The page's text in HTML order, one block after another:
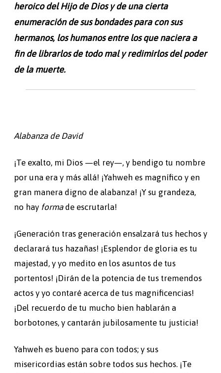
heroico del Hijo de Dios y de una cierta
enumeración de sus bondades para con sus
hermanos, los humanos entre los que naciera a
fin de librarlos de todo mal y redimirlos del poder
de la muerte.
Alabanza de David
¡Te exalto, mi Dios —el rey—, y bendigo tu nombre
por una era y más allá! ¡Yahweh es magnífico y en
gran manera digno de alabanza! ¡Y su grandeza,
no hay forma de escrutarla!
¡Generación tras generación ensalzará tus hechos y
declarará tus hazañas! ¡Esplendor de gloria es tu
majestad, y yo medito en los asuntos de tus
portentos! ¡Dirán de la potencia de tus tremendos
actos y yo contaré acerca de tus magnificencias!
¡Del recuerdo de tu mucho bien hablarán a
borbotones, y cantarán jubilosamente tu justicia!
Yahweh es bueno para con todos; y sus
misericordias están sobre todos sus hechos. ¡Te